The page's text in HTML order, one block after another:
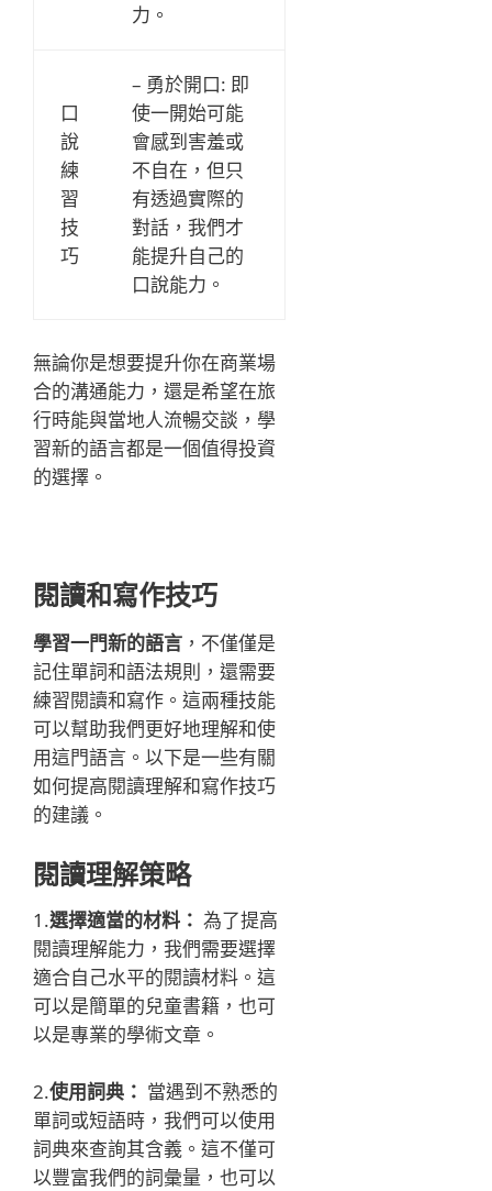
力。
口
說
練
習
技
巧
– 勇於開口: 即
使一開始可能
會感到害羞或
不自在，但只
有透過實際的
對話，我們才
能提升自己的
口說能力。
無論你是想要提升你在商業場
合的溝通能力，還是希望在旅
行時能與當地人流暢交談，學
習新的語言都是一個值得投資
的選擇。
閱讀和寫作技巧
學習一門新的語言 ，不僅僅是
記住單詞和語法規則，還需要
練習閱讀和寫作。這兩種技能
可以幫助我們更好地理解和使
用這門語言。以下是一些有關
如何提高閱讀理解和寫作技巧
的建議。
閱讀理解策略
1.選擇適當的材料： 為了提高
閱讀理解能力，我們需要選擇
適合自己水平的閱讀材料。這
可以是簡單的兒童書籍，也可
以是專業的學術文章。
2.使用詞典： 當遇到不熟悉的
單詞或短語時，我們可以使用
詞典來查詢其含義。這不僅可
以豐富我們的詞彙量，也可以